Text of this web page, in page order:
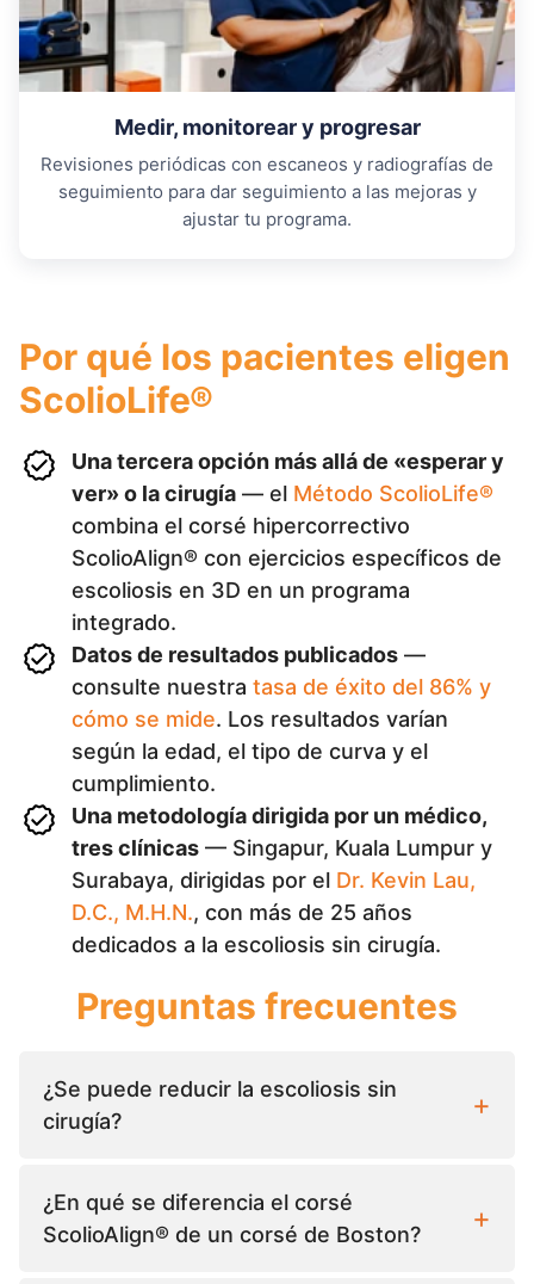
Medir, monitorear y progresar
Revisiones periódicas con escaneos y radiografías de
seguimiento para dar seguimiento a las mejoras y
ajustar tu programa.
Por qué los pacientes eligen
ScolioLife®
Una tercera opción más allá de «esperar y
ver» o la cirugía — el Método ScolioLife®
combina el corsé hipercorrectivo
ScolioAlign® con ejercicios específicos de
escoliosis en 3D en un programa
integrado.
Datos de resultados publicados —
consulte nuestra tasa de éxito del 86% y
cómo se mide. Los resultados varían
según la edad, el tipo de curva y el
cumplimiento.
Una metodología dirigida por un médico,
tres clínicas — Singapur, Kuala Lumpur y
Surabaya, dirigidas por el Dr. Kevin Lau,
D.C., M.H.N., con más de 25 años
dedicados a la escoliosis sin cirugía.
Preguntas frecuentes
¿Se puede reducir la escoliosis sin
cirugía?
¿En qué se diferencia el corsé
ScolioAlign® de un corsé de Boston?